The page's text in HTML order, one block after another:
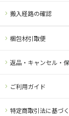
ご利用ガイド
特定商取引法に基づ
梱包材引取便
返品・キャンセル・
搬入経路の確認